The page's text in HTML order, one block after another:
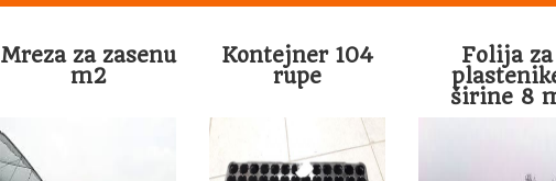
Mreza za zasenu
m2
Kontejner 104
rupe
Folija za
širine 8